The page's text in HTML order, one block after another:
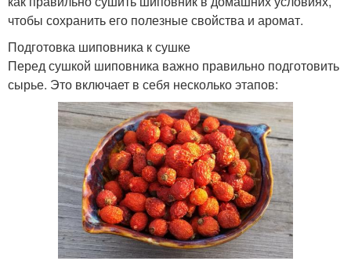
чтобы сохранить его полезные свойства и аромат.
Подготовка шиповника к сушке
Перед сушкой шиповника важно правильно подготовить
сырье. Это включает в себя несколько этапов: